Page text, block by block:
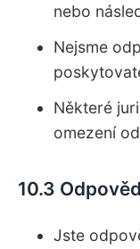
nebo
Nejsme
Některé
omezení
10.3
Jste